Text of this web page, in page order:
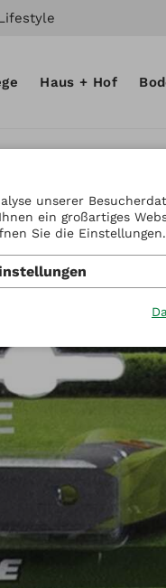
Haus + Hof
unserer
ein großartiges
Sie die Einstellungen.